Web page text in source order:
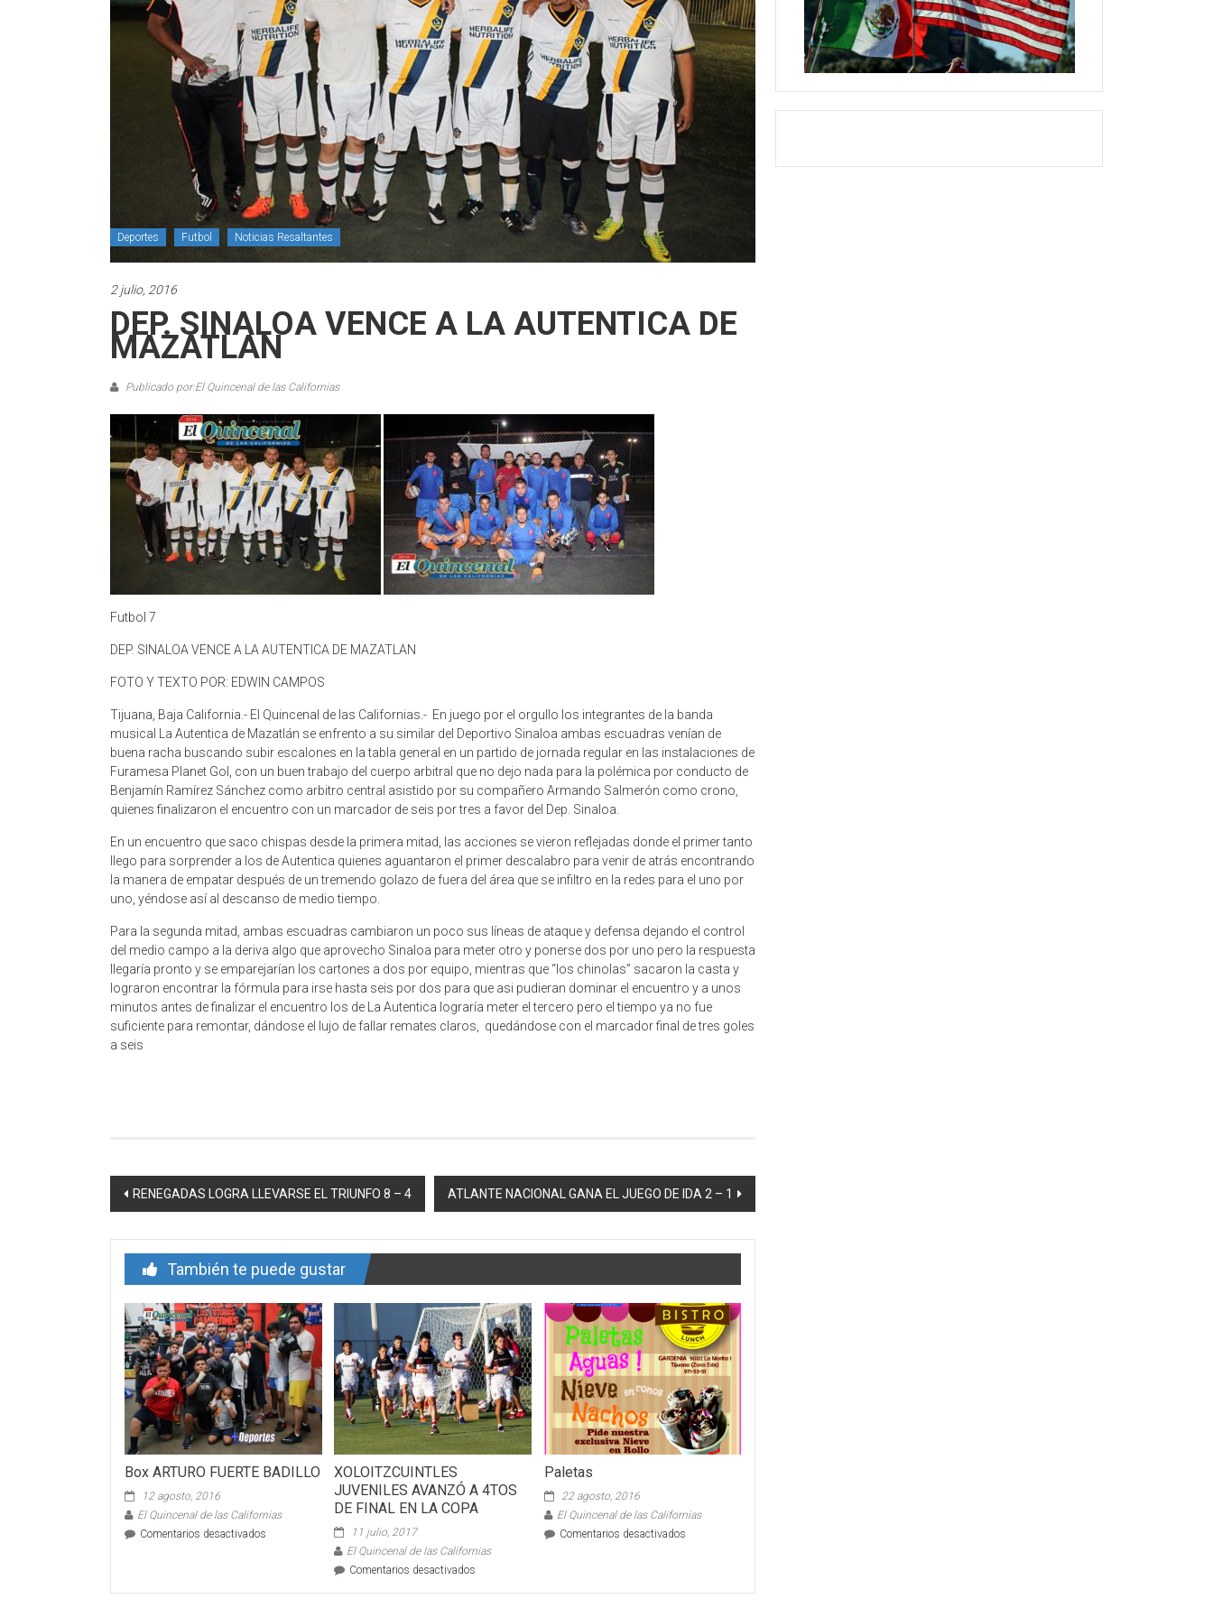
Deportes Futbol Noticias Resaltantes
2 julio, 2016
DEP. SINALOA VENCE A LA AUTENTICA DE
MAZATLAN
Publicado por:El Quincenal de las Californias
Futbol 7
DEP. SINALOA VENCE A LA AUTENTICA DE MAZATLAN
FOTO Y TEXTO POR: EDWIN CAMPOS
Tijuana, Baja California.- El Quincenal de las Californias.- En juego por el orgullo los integrantes de la banda
musical La Autentica de Mazatlán se enfrento a su similar del Deportivo Sinaloa ambas escuadras venían de
buena racha buscando subir escalones en la tabla general en un partido de jornada regular en las instalaciones de
Furamesa Planet Gol, con un buen trabajo del cuerpo arbitral que no dejo nada para la polémica por conducto de
Benjamín Ramírez Sánchez como arbitro central asistido por su compañero Armando Salmerón como crono,
quienes finalizaron el encuentro con un marcador de seis por tres a favor del Dep. Sinaloa.
En un encuentro que saco chispas desde la primera mitad, las acciones se vieron reflejadas donde el primer tanto
llego para sorprender a los de Autentica quienes aguantaron el primer descalabro para venir de atrás encontrando
la manera de empatar después de un tremendo golazo de fuera del área que se infiltro en la redes para el uno por
uno, yéndose así al descanso de medio tiempo.
Para la segunda mitad, ambas escuadras cambiaron un poco sus líneas de ataque y defensa dejando el control
del medio campo a la deriva algo que aprovecho Sinaloa para meter otro y ponerse dos por uno pero la respuesta
llegaría pronto y se emparejarían los cartones a dos por equipo, mientras que “los chinolas” sacaron la casta y
lograron encontrar la fórmula para irse hasta seis por dos para que asi pudieran dominar el encuentro y a unos
minutos antes de finalizar el encuentro los de La Autentica lograría meter el tercero pero el tiempo ya no fue
suficiente para remontar, dándose el lujo de fallar remates claros, quedándose con el marcador final de tres goles
a seis
Navegación
entrada
RENEGADAS LOGRA LLEVARSE EL TRIUNFO 8 – 4 ATLANTE NACIONAL GANA EL JUEGO DE IDA 2 – 1
También te puede gustar
Box ARTURO FUERTE BADILLO
12 agosto, 2016
El Quincenal de las Californias
Comentarios desactivados
BADILLO
XOLOITZCUINTLES
JUVENILES AVANZÓ A 4TOS
DE FINAL EN LA COPA
11 julio, 2017
El Quincenal de las Californias
Comentarios desactivados
Paletas
22 agosto, 2016
El Quincenal de las Californias
Comentarios desactivadosen